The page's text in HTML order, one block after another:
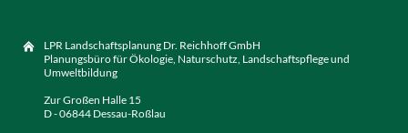
LPR Landschaftsplanung Dr. Reichhoff GmbH
Planungsbüro für Ökologie, Naturschutz, Landschaftspflege und
Umweltbildung
Zur Großen Halle 15
D - 06844 Dessau-Roßlau